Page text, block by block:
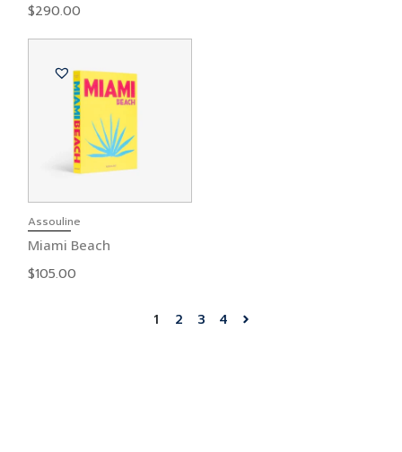
$290.00
Assouline
Miami Beach
$105.00
1 2 3 4